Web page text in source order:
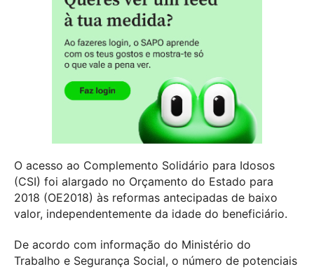
O acesso ao Complemento Solidário para Idosos
(CSI) foi alargado no Orçamento do Estado para
2018 (OE2018) às reformas antecipadas de baixo
valor, independentemente da idade do beneficiário.
De acordo com informação do Ministério do
Trabalho e Segurança Social, o número de potenciais